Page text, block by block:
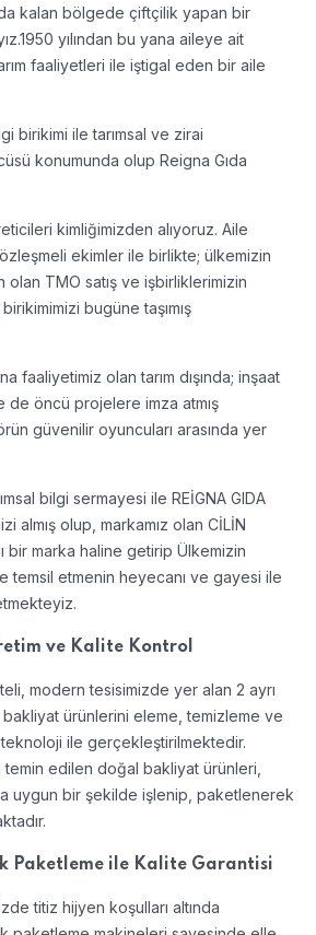
kalan bölgede çiftçilik yapan bir
yılından bu yana aileye ait
faaliyetleri ile iştigal eden bir aile
birikimi ile tarımsal ve zirai
konumunda olup Reigna Gıda
kimliğimizden alıyoruz. Aile
ekimler ile birlikte; ülkemizin
olan TMO satış ve işbirliklerimizin
bugüne taşımış
faaliyetimiz olan tarım dışında; inşaat
de öncü projelere imza atmış
güvenilir oyuncuları arasında yer
bilgi sermayesi ile REİGNA GIDA
almış olup, markamız olan CİLİN
bir marka haline getirip Ülkemizin
temsil etmenin heyecanı ve gayesi ile
ve Kalite Kontrol
modern tesisimizde yer alan 2 ayrı
bakliyat ürünlerini eleme, temizleme ve
ile gerçekleştirilmektedir.
edilen doğal bakliyat ürünleri,
uygun bir şekilde işlenip, paketlenerek
Paketleme ile Kalite Garantisi
titiz hijyen koşulları altında